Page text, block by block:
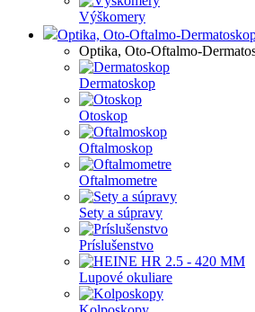
Výškomery
Optika, Oto-Oftalmo-
Optika, Oto-Oftalmo-
Dermatoskop
Otoskop
Oftalmoskop
Oftalmometre
Sety a súpravy
Príslušenstvo
Lupové okuliare